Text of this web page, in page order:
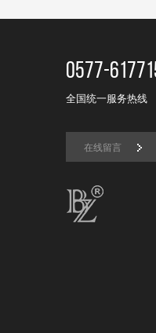
0577-
全国统一服务热线
在线留言